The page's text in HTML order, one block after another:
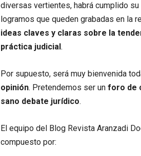
diversas vertientes, habrá cumplido
logramos que queden grabadas en la
ideas claves y claras sobre la
práctica judicial.
Por supuesto, será muy bienvenida
opinión. Pretendemos ser un foro de
sano debate jurídico.
El equipo del Blog Revista Aranzadi
compuesto por: